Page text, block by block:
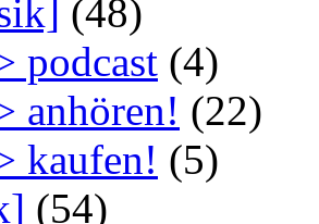
(48)
podcast (4)
anhören! (22)
kaufen! (5)
(54)